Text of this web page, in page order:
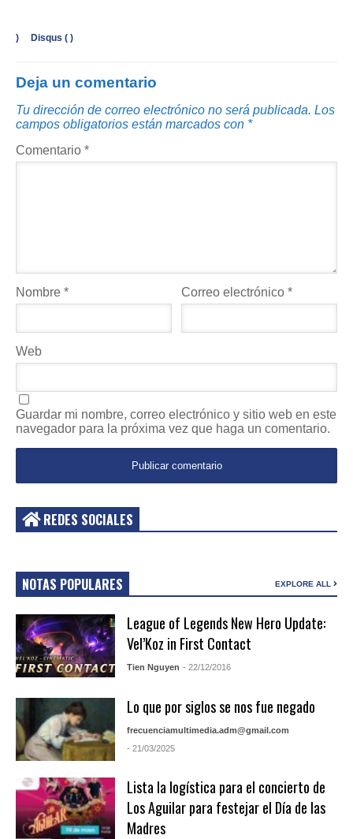
) Disqus ( )
Deja un comentario
Tu dirección de correo electrónico no será publicada. Los
campos obligatorios están marcados con *
Comentario *
Nombre * Correo electrónico*
Web
Guardar mi nombre, correo electrónico y sitio web en este
navegador para la próxima vez que haga un comentario.
REDES SOCIALES
NOTAS POPULARES EXPLORE ALL
League of Legends New Hero Update:
Vel’Koz in First Contact
Tien Nguyen - 22/12/2016
Lo que por siglos se nos fue negado
frecuenciamultimedia.adm@gmail.com
- 21/03/2025
Lista la logística para el concierto de
Los Aguilar para festejar el Día de las
Madres